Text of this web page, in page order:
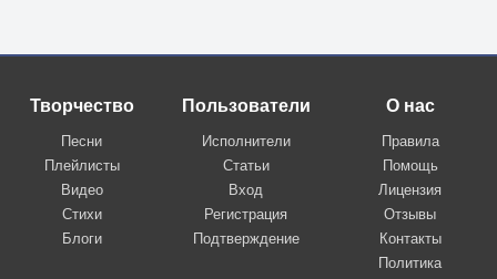
Творчество
Песни
Плейлисты
Видео
Стихи
Блоги
Пользователи
Исполнители
Статьи
Вход
Регистрация
Подтверждение
О нас
Правила
Помощь
Лицензия
Отзывы
Контакты
Политика